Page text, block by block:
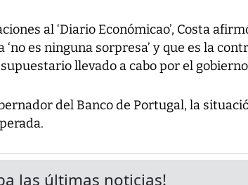
al ‘Diario Económicao’, Costa
‘no es ninguna sorpresa’ y que es la
llevado a cabo por el
del Banco de Portugal, la